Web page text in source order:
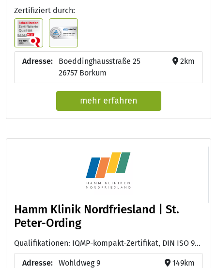
Zertifiziert durch:
Adresse:
Boeddinghausstraße 25
26757 Borkum
2km
mehr erfahren
Hamm Klinik Nordfriesland | St.
Peter-Ording
Qualifikationen: IQMP-kompakt-Zertifikat, DIN ISO 9001:2015, Managementanforderungen der BGW zum Arbeitsschutz (MAAS BGW)
Adresse:
Wohldweg 9
149km